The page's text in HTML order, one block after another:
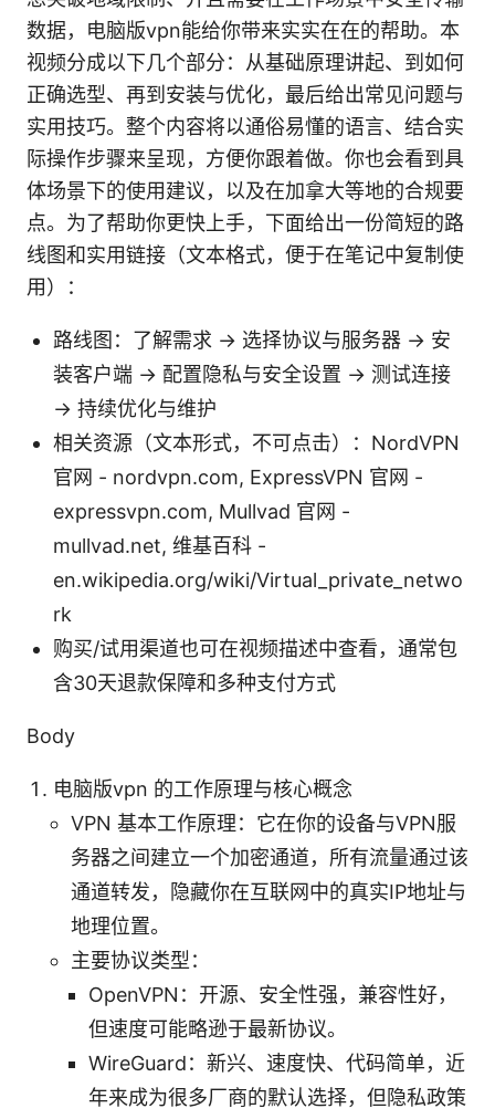
数据，电脑版vpn能给你带来实实在在的帮助。本
视频分成以下几个部分：从基础原理讲起、到如何
正确选型、再到安装与优化，最后给出常见问题与
实用技巧。整个内容将以通俗易懂的语言、结合实
际操作步骤来呈现，方便你跟着做。你也会看到具
体场景下的使用建议，以及在加拿大等地的合规要
点。为了帮助你更快上手，下面给出一份简短的路
线图和实用链接（文本格式，便于在笔记中复制使
用）：
路线图：了解需求 → 选择协议与服务器 → 安
装客户端 → 配置隐私与安全设置 → 测试连接
→ 持续优化与维护
相关资源（文本形式，不可点击）：NordVPN
官网 - nordvpn.com, ExpressVPN 官网 -
expressvpn.com, Mullvad 官网 -
mullvad.net, 维基百科 -
en.wikipedia.org/wiki/Virtual_private_netwo
rk
购买/试用渠道也可在视频描述中查看，通常包
含30天退款保障和多种支付方式
Body
电脑版vpn 的工作原理与核心概念
VPN 基本工作原理：它在你的设备与VPN服
务器之间建立一个加密通道，所有流量通过该
通道转发，隐藏你在互联网中的真实IP地址与
地理位置。
主要协议类型：
OpenVPN：开源、安全性强，兼容性好，
但速度可能略逊于最新协议。
WireGuard：新兴、速度快、代码简单，近
年来成为很多厂商的默认选择，但隐私政策